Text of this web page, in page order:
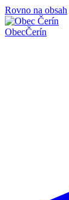
Rovno na obsah
ObecČerín